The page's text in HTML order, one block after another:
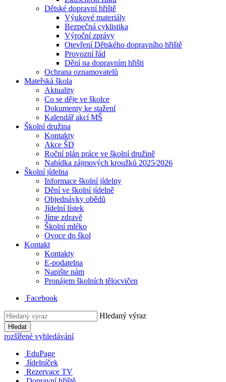
Dětské dopravní hřiště
Výukové materiály
Bezpečná cyklistika
Výroční zprávy
Otevření Dětského dopravního hřiště
Provozní řád
Dění na dopravním hřišti
Ochrana oznamovatelů
Mateřská škola
Aktuality
Co se děje ve školce
Dokumenty ke stažení
Kalendář akcí MŠ
Školní družina
Kontakty
Akce ŠD
Roční plán práce ve školní družině
Nabídka zájmových kroužků 2025⁄2026
Školní jídelna
Informace školní jídelny
Dění ve školní jídelně
Objednávky obědů
Jídelní lístek
Jíme zdravě
Školní mléko
Ovoce do škol
Kontakt
Kontakty
E-podatelna
Napište nám
Pronájem školních tělocvičen
Facebook
Hledaný výraz
Hledat
rozšířené vyhledávání
EduPage
Jídelníček
Rezervace TV